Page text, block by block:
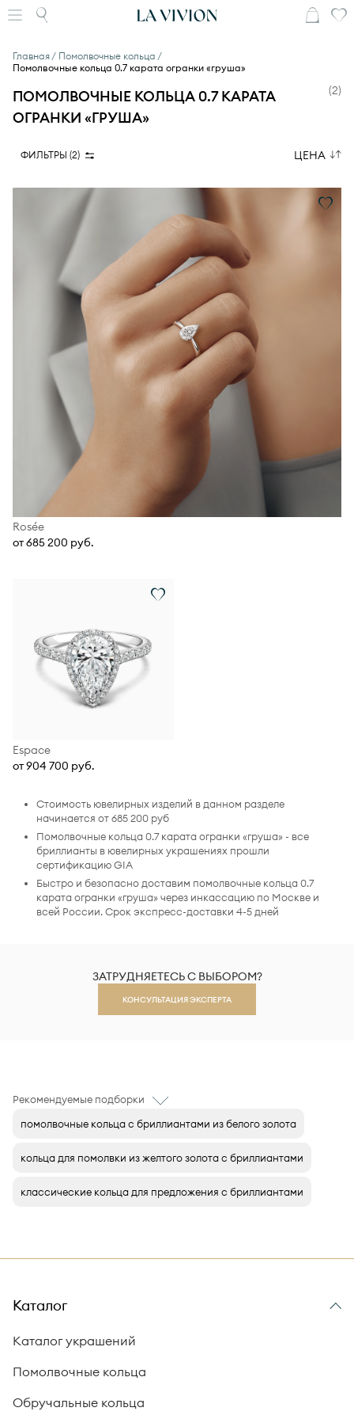
Главная
Помолвочные кольца
Помолвочные кольца 0.7 карата огранки «груша»
ПОМОЛВОЧНЫЕ КОЛЬЦА 0.7 КАРАТА
ОГРАНКИ «ГРУША»
(2)
ФИЛЬТРЫ (2) ЦЕНА
Rosée
от 685 200 руб.
Espace
от 904 700 руб.
Стоимость ювелирных изделий в данном разделе
начинается от 685 200 руб
Помолвочные кольца 0.7 карата огранки «груша» - все
бриллианты в ювелирных украшениях прошли
сертификацию GIA
Быстро и безопасно доставим помолвочные кольца 0.7
карата огранки «груша» через инкассацию по Москве и
всей России. Срок экспресс-доставки 4-5 дней
ЗАТРУДНЯЕТЕСЬ С ВЫБОРОМ?
КОНСУЛЬТАЦИЯ ЭКСПЕРТА
Рекомендуемые подборки
помолвочные кольца с бриллиантами из белого золота
кольца для помолвки из желтого золота с бриллиантами
классические кольца для предложения с бриллиантами
Каталог
Каталог украшений
Помолвочные кольца
Обручальные кольца